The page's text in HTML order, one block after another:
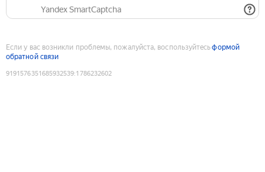
Yandex SmartCaptcha
Если у вас возникли проблемы, пожалуйста, воспользуйтесьформой
обратной связи
9191576351685932539:1786232602